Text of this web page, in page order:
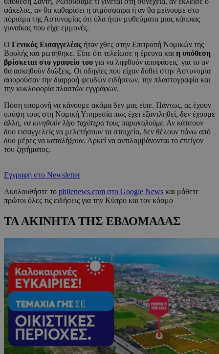
φάκελος, αν θα καθαρίσει η ατμόσφαιρα ή αν θα μείνουμε στο
πόρισμα της Αστυνομίας ότι όλα ήταν μυθεύματα μιας κάποιας
γυναίκας που είχε εμμονές.
Ο Γενικός Εισαγγελέας ήταν χθες στην Επιτροπή Νομικών της
Βουλής και ρωτήθηκε. Είπε ότι τελείωσε η έρευνα και η υπόθεση
βρίσκεται στο γραφείο του για να ληφθούν αποφάσεις για το αν
θα ασκηθούν διώξεις. Οι οδηγίες που είχαν δοθεί στην Αστυνομία
αφορούσαν την διαρροή ψευδών ειδήσεων, την πλαστογραφία και
την κυκλοφορία πλαστών εγγράφων.
Πόση υπομονή να κάνουμε ακόμα δεν μας είπε. Πάντως, ας έχουν
υπόψη τους στη Νομική Υπηρεσία πως έχει εξαντληθεί, δεν έχουμε
άλλη, να κινηθούν λίγο ταχύτερα τους παρακαλούμε. Αν κάτσουν
δυο εισαγγελείς να μελετήσουν τα στοιχεία, δεν θέλουν πάνω από
δυο μέρες να καταλήξουν. Αρκεί να αντιλαμβάνονται το επείγον
του ζητήματος.
Εγγραφή στο Newsletter
Ακολουθήστε το philenews.com στο Google News και μάθετε
πρώτοι όλες τις ειδήσεις για την Κύπρο και τον κόσμο
ΤΑ ΑΚΙΝΗΤΑ ΤΗΣ ΕΒΔΟΜΑΔΑΣ